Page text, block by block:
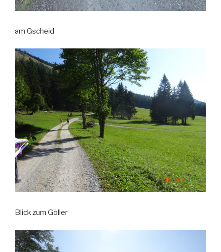
am Gscheid
Blick zum Göller